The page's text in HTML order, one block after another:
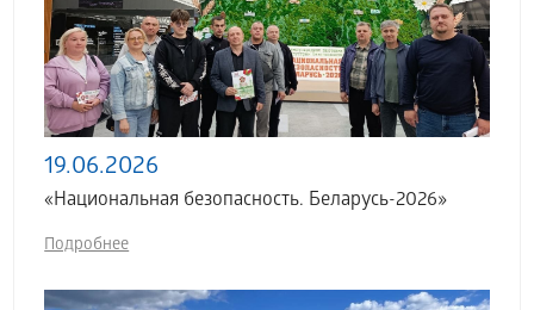
19.06.2026
«Национальная безопасность. Беларусь-2026»
Подробнее